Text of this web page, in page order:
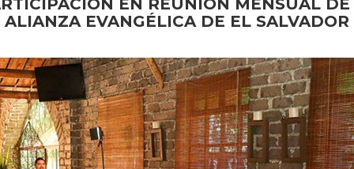
EN REUNIÓN MENSUAL DE
ALIANZA EVANGÉLICA DE EL SALVADOR